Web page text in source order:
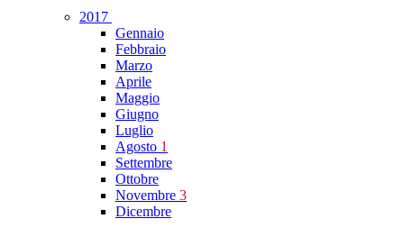
2017
Gennaio
Febbraio
Marzo
Aprile
Maggio
Giugno
Luglio
Agosto 1
Settembre
Ottobre
Novembre 3
Dicembre